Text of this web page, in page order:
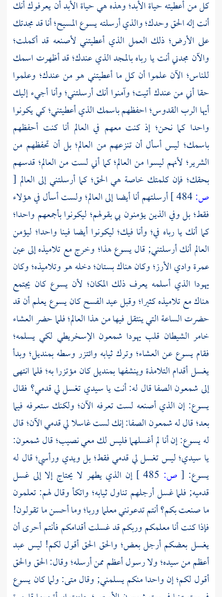
كل من أعطيته حياة الأبد؛ وهذه هي حياة الأبد أن يعرفوك أنك
أنت إله الحق وحدك؛ والذي أرسلته يسوع المسيح؛ أنا قد مجدتك
على الأرض؛ ذلك العمل الذي أعطيتني لأصنعه قد أكملت؛
والآن مجدني أنت يا رباه بالمجد الذي عندك؛ قد أظهرت اسمك
للناس؛ الآن علموا أن كل ما أعطيتني هو من عندك؛ وعلموا
حقا أني من عندك أتيت؛ وآمنوا أنك أرسلتني؛ وأنا أجيء إليك
أيها الرب القدوس؛ احفظهم باسمك الذي أعطيتني؛ كي يكونوا
واحدا كما نحن؛ إذ كنت معهم في العالم أنا كنت أحفظهم
باسمك؛ ليس أسأل أن تنزعهم من العالم؛ بل أن تحفظهم من
الشرير؛ لأنهم ليسوا من العالم؛ كما أني لست من العالم؛ قدسهم
بحقك؛ فإن كلمتك خاصة هي الحق؛ كما أرسلتني إلى العالم [
ص:
أرسلتهم أنا أيضا إلى العالم؛ ولست أسأل في هؤلاء
فقط؛ بل وفي الذين يؤمنون بي بقولهم؛ ليكونوا بأجمعهم واحدا؛
كما أنك يا رباه في؛ وأنا فيك؛ ليكونوا أيضا فينا واحدا؛ ليؤمن
العالم أنك أرسلتني; قال يسوع هذا؛ وخرج مع تلاميذه إلى عين
عمرة وادي الأرز؛ وكان هناك بستان؛ دخله هو وتلاميذه؛ وكان
يهودا الذي أسلمه يعرف ذلك المكان؛ لأن يسوع كان يجتمع
هناك مع تلاميذه كثيرا؛ وقبل عيد الفسح كان يسوع يعلم أن قد
حضرت الساعة التي ينتقل فيها من هذا العالم؛ فلما حضر العشاء
خامر الشيطان قلب يهودا شمعون الإسخريطي لكي يسلمه؛
فقام يسوع عن العشاء؛ وترك ثيابه وائتزر وسطه بمنديل؛ وبدأ
يغسل أقدام التلامذة وينشفها بمنديل كان مؤتزرا به؛ فلما انتهى
إلىشمعون الصفاقال له: أنت يا سيدي تغسل لي قدمي؟ فقال
يسوع: إن الذي أصنعه لست تعرفه الآن؛ ولكنك ستعرفه فيما
بعد؛ قال لهشمعون الصفا:إنك لست غاسلا لي قدمي الآن؛ قال
له يسوع: إن أنا لم أغسلهما فليس لك معي نصيب؛ قالشمعون:
يا سيدي؛ ليس تغسل لي قدمي فقط؛ بل ويدي ورأسي؛ قال له
يسوع: [ ص:
إن الذي يطهر لا يحتاج إلا إلى غسل
قدميه; فلما غسل أرجلهم تناول ثيابه؛ واتكأ وقال لهم: تعلمون
ما صنعت بكم؟ أنتم تدعونني معلما وربا؛ وما أحسن ما تقولون!
فإذا كنت أنا معلمكم وربكم قد غسلت أقدامكم فأنتم أحرى أن
يغسل بعضكم أرجل بعض؛ والحق الحق أقول لكم! ليس عبد
أعظم من سيده؛ ولا رسول أعظم ممن أرسله؛ وقال: الحق والحق
أقول لكم؛ إن واحدا منكم يسلمني; وقالمتى:ولما كان يسوع